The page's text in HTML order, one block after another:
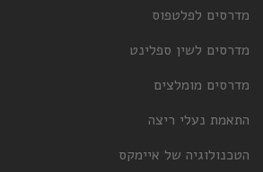
מדרסים לפלטפוס
מדרסים לשין ספלינט
מדרסים מומלצים
התאמת נעלי ריצה
הטכנולוגיה של איימקס